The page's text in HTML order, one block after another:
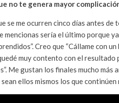
no te genera mayor
se me ocurren cinco días antes de
mencionas sería el último porque
Creo que “Cállame con
muy contento con el resultado
Me gustan los finales mucho más
ellos mismos los que